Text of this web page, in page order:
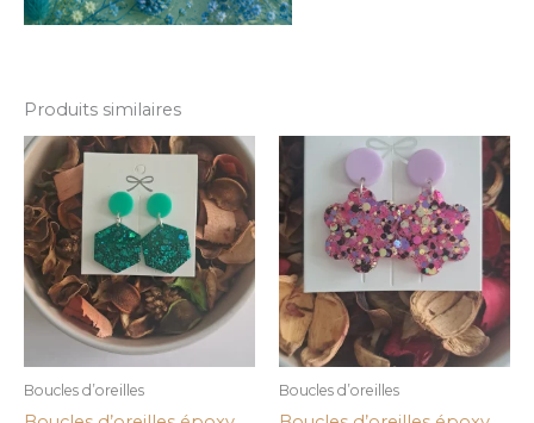
Produits similaires
Boucles d’oreilles Boucles d’oreilles